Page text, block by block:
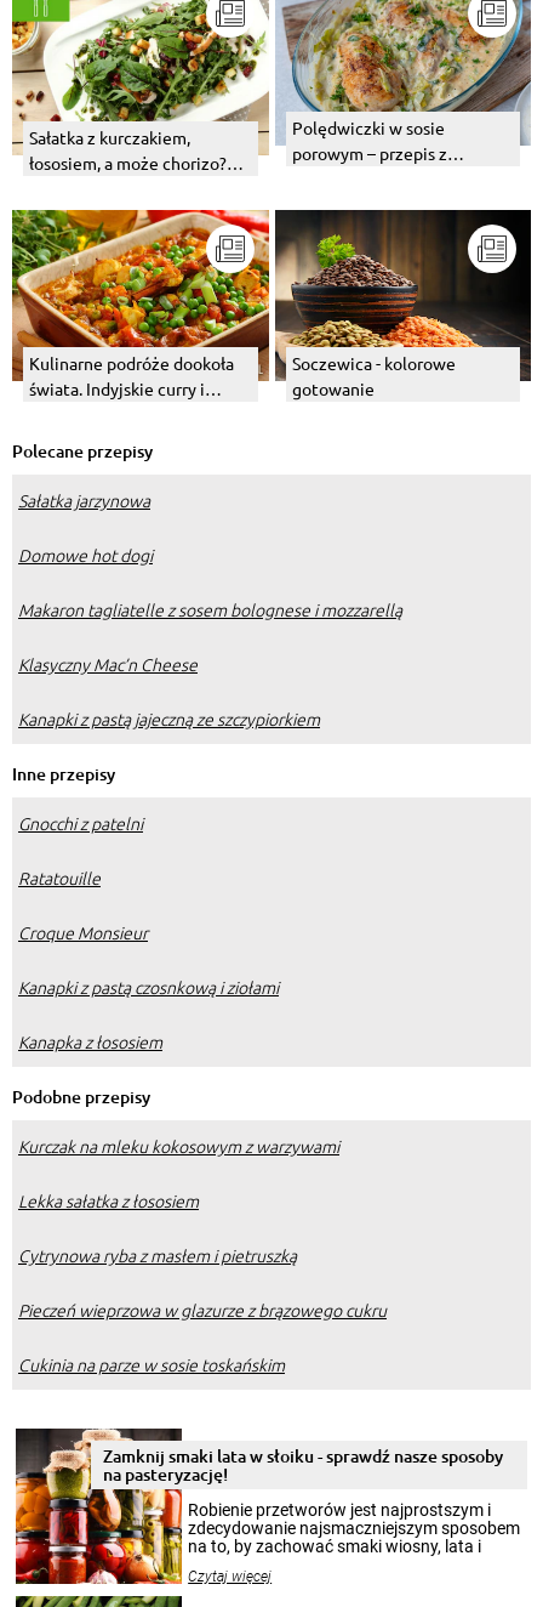
Sałatka z kurczakiem,
łososiem, a może chorizo?
Polędwiczki w sosie
porowym – przepis z
Kulinarne podróże dookoła
świata. Indyjskie curry i
Soczewica - kolorowe
gotowanie
Polecane przepisy
Sałatka jarzynowa
Domowe hot dogi
Makaron tagliatelle z sosem bolognese i mozzarellą
Klasyczny Mac’n Cheese
Kanapki z pastą jajeczną ze szczypiorkiem
Inne przepisy
Gnocchi z patelni
Ratatouille
Croque Monsieur
Kanapki z pastą czosnkową i ziołami
Kanapka z łososiem
Podobne przepisy
Kurczak na mleku kokosowym z warzywami
Lekka sałatka z łososiem
Cytrynowa ryba z masłem i pietruszką
Pieczeń wieprzowa w glazurze z brązowego cukru
Cukinia na parze w sosie toskańskim
Zamknij smaki lata w słoiku - sprawdź nasze sposoby
na pasteryzację!
Robienie przetworów jest najprostszym i
zdecydowanie najsmaczniejszym sposobem
na to, by zachować smaki wiosny, lata i
krajobrazów, by cieszyć nimi oko w sezonie
Czytaj więcej